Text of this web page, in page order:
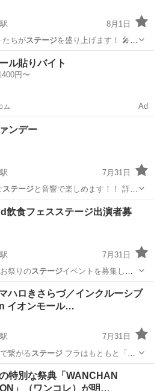
8月1日
たちがステージを盛り上げます！ 🎤
コンサート/ショー
ル貼りバイト
円〜
ム Ad
ンデー
7月31日
ステージと音響で楽しめます！！ 詳細
コンサート/ショー ファン
飲食フェスステージ出演者募
7月31日
祭りのステージイベントを募集しま
地域/お祭り 出演者
ハロきさらづ／インクルーシブ
イオンモール…
7月31日
繋がるステージフラはもともと「祈
コンサート/ショー
特別な祭典「WANCHAN
」（ワンコレ）が明…